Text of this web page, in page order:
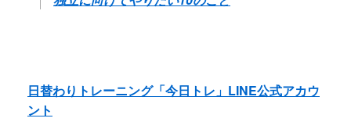
日替わりトレーニング「今日トレ」LINE公式アカウ
ント